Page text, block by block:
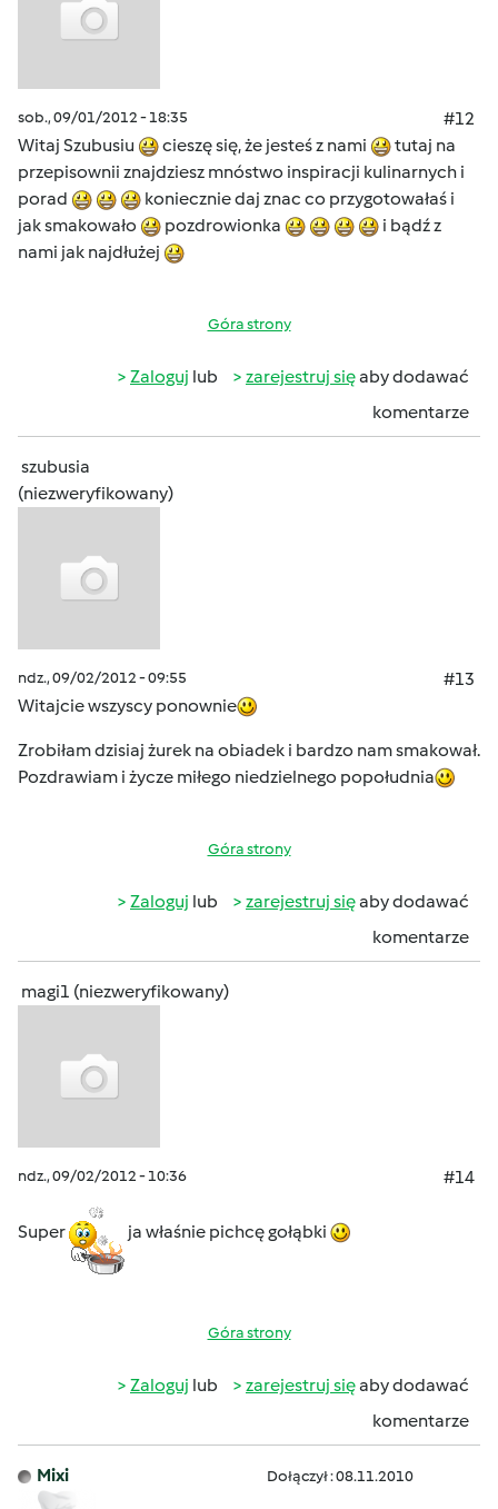
sob., 09/01/2012 - 18:35
#12
Witaj Szubusiu
cieszę się, że jesteś z nami
tutaj na
przepisownii znajdziesz mnóstwo inspiracji kulinarnych i
porad
koniecznie daj znac co przygotowałaś i
jak smakowało
pozdrowionka
i bądź z
nami jak najdłużej
Góra strony
Zaloguj lub zarejestruj sięaby dodawać
komentarze
szubusia
(niezweryfikowany)
ndz., 09/02/2012 - 09:55
#13
Witajcie wszyscy ponownie
Zrobiłam dzisiaj żurek na obiadek i bardzo nam smakował.
Pozdrawiam i życze miłego niedzielnego popołudnia
Góra strony
Zaloguj lub zarejestruj sięaby dodawać
komentarze
magi1 (niezweryfikowany)
ndz., 09/02/2012 - 10:36 #14
Super ja właśnie pichcę gołąbki
Góra strony
Zaloguj lub zarejestruj sięaby dodawać
komentarze
Mixi Dołączył : 08.11.2010